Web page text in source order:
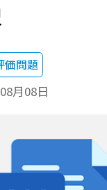
価問題
月08日